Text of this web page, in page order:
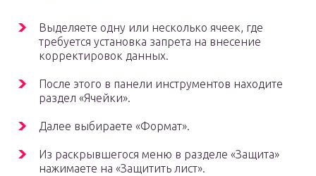
Выделяете одну или несколько ячеек, где
требуется установка запрета на внесение
корректировок данных.
После этого в панели инструментов находите
раздел «Ячейки».
Далее выбираете «Формат».
Из раскрывшегося меню в разделе «Защита»
нажимаете на «Защитить лист».